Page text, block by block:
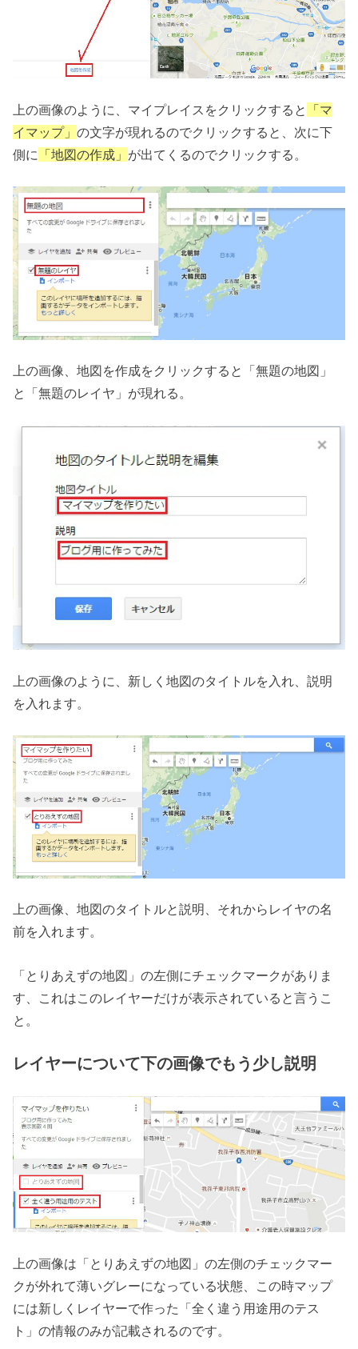
上の画像のように、マイプレイスをクリックすると
「マ
イマップ」の文字が現れるのでクリックすると、次に下
側に
「地図の作成」 が出てくるのでクリックする。
上の画像、地図を作成をクリックすると「無題の地図」
と「無題のレイヤ」が現れる。
上の画像のように、新しく地図のタイトルを入れ、説明
を入れます。
上の画像、地図のタイトルと説明、それからレイヤの名
前を入れます。
「とりあえずの地図」の左側にチェックマークがありま
す、これはこのレイヤーだけが表示されていると言うこ
と。
レイヤーについて下の画像でもう少し説明
上の画像は「とりあえずの地図」の左側のチェックマー
クが外れて薄いグレーになっている状態、この時マップ
には新しくレイヤーで作った「全く違う用途用のテス
ト」の情報のみが記載されるのです。